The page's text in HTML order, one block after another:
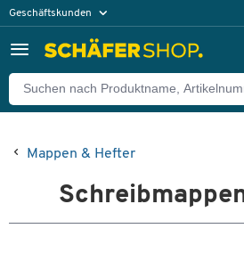
Geschäftskunden
Mappen & Hefter